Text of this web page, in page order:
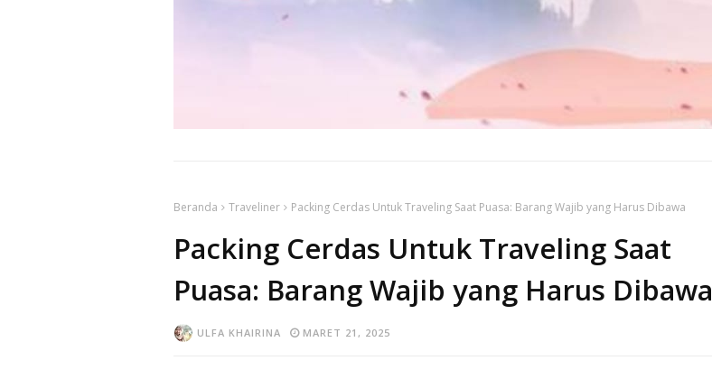
Beranda Traveliner Packing Cerdas Untuk Traveling Saat Puasa: Barang Wajib yang Harus Dibawa
Packing Cerdas Untuk Traveling Saat
Puasa: Barang Wajib yang Harus Dibawa
ULFA KHAIRINA MARET 21, 2025